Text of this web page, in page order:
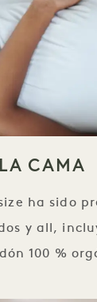
LA CAMA
ha sido
y all,
100 %